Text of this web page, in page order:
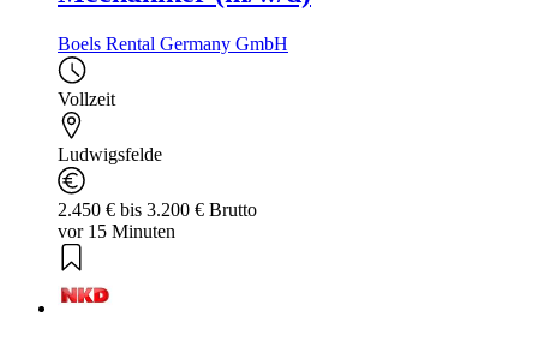
Boels Rental Germany GmbH
Vollzeit
Ludwigsfelde
2.450 € bis 3.200 € Brutto
vor 15 Minuten